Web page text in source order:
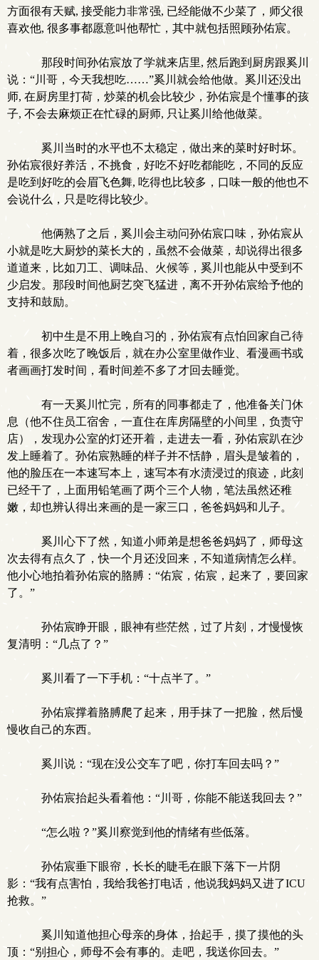
方面很有天赋, 接受能力非常强, 已经能做不少菜了，师父很
喜欢他, 很多事都愿意叫他帮忙，其中就包括照顾孙佑宸。
那段时间孙佑宸放了学就来店里, 然后跑到厨房跟奚川
说：“川哥，今天我想吃……”奚川就会给他做。奚川还没出
师, 在厨房里打荷，炒菜的机会比较少，孙佑宸是个懂事的孩
子, 不会去麻烦正在忙碌的厨师, 只让奚川给他做菜。
奚川当时的水平也不太稳定，做出来的菜时好时坏。
孙佑宸很好养活，不挑食，好吃不好吃都能吃，不同的反应
是吃到好吃的会眉飞色舞, 吃得也比较多，口味一般的他也不
会说什么，只是吃得比较少。
他俩熟了之后，奚川会主动问孙佑宸口味，孙佑宸从
小就是吃大厨炒的菜长大的，虽然不会做菜，却说得出很多
道道来，比如刀工、调味品、火候等，奚川也能从中受到不
少启发。那段时间他厨艺突飞猛进，离不开孙佑宸给予他的
支持和鼓励。
初中生是不用上晚自习的，孙佑宸有点怕回家自己待
着，很多次吃了晚饭后，就在办公室里做作业、看漫画书或
者画画打发时间，看时间差不多了才回去睡觉。
有一天奚川忙完，所有的同事都走了，他准备关门休
息（他不住员工宿舍，一直住在库房隔壁的小间里，负责守
店），发现办公室的灯还开着，走进去一看，孙佑宸趴在沙
发上睡着了。孙佑宸熟睡的样子并不恬静，眉头是皱着的，
他的脸压在一本速写本上，速写本有水渍浸过的痕迹，此刻
已经干了，上面用铅笔画了两个三个人物，笔法虽然还稚
嫩，却也辨认得出来画的是一家三口，爸爸妈妈和儿子。
奚川心下了然，知道小师弟是想爸爸妈妈了，师母这
次去得有点久了，快一个月还没回来，不知道病情怎么样。
他小心地拍着孙佑宸的胳膊：“佑宸，佑宸，起来了，要回家
了。”
孙佑宸睁开眼，眼神有些茫然，过了片刻，才慢慢恢
复清明：“几点了？”
奚川看了一下手机：“十点半了。”
孙佑宸撑着胳膊爬了起来，用手抹了一把脸，然后慢
慢收自己的东西。
奚川说：“现在没公交车了吧，你打车回去吗？”
孙佑宸抬起头看着他：“川哥，你能不能送我回去？”
“怎么啦？”奚川察觉到他的情绪有些低落。
孙佑宸垂下眼帘，长长的睫毛在眼下落下一片阴
影：“我有点害怕，我给我爸打电话，他说我妈妈又进了ICU
抢救。”
奚川知道他担心母亲的身体，抬起手，摸了摸他的头
顶：“别担心，师母不会有事的。走吧，我送你回去。”